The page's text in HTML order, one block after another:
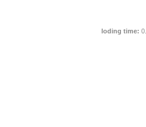
loding time: